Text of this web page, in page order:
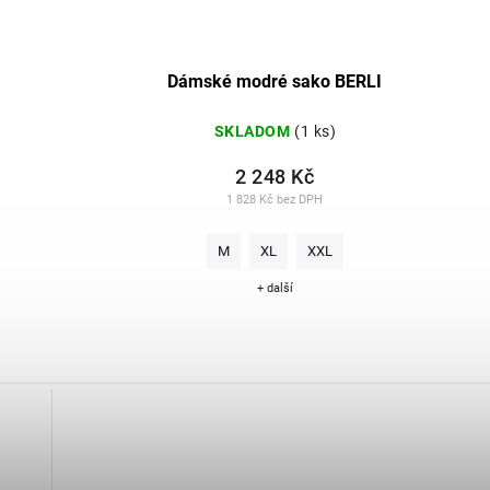
Dámské modré sako BERLI
SKLADOM (1 ks)
1 828 Kč bez DPH
2 248 Kč
M XL XXL
+ další